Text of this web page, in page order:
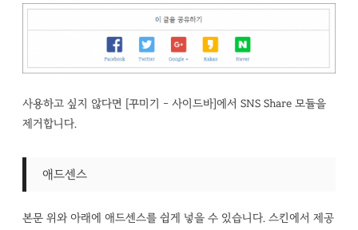
사용하고 싶지 않다면 [꾸미기 - 사이드바]에서 SNS Share 모듈을
제거합니다.
애드센스
본문 위와 아래에 애드센스를 쉽게 넣을 수 있습니다. 스킨에서 제공